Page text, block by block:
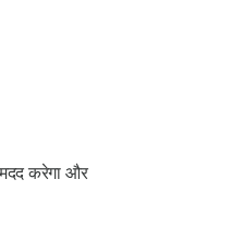
करेगा और